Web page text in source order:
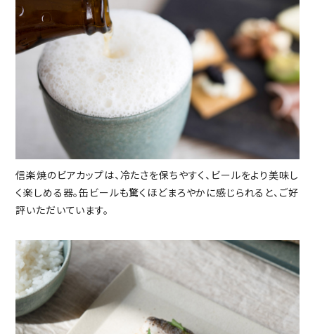
信楽焼のビアカップは、冷たさを保ちやすく、ビールをより美味し
く楽しめる器。缶ビールも驚くほどまろやかに感じられると、ご好
評いただいています。